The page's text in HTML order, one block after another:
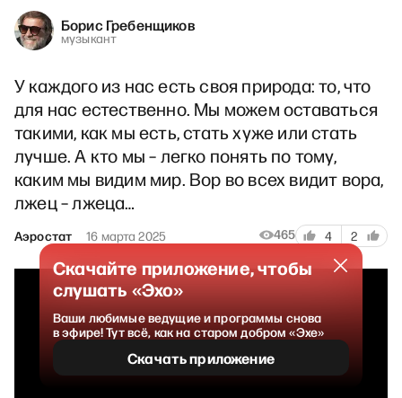
Борис Гребенщиков
музыкант
У каждого из нас есть своя природа: то, что
для нас естественно. Мы можем оставаться
такими, как мы есть, стать хуже или стать
лучше. А кто мы – легко понять по тому,
каким мы видим мир. Вор во всех видит вора,
лжец – лжеца…
Аэростат 16 марта 2025 465 4 2
Скачайте приложение, чтобы
слушать «Эхо»
Ваши любимые ведущие и программы снова
в эфире! Тут всё, как на старом добром «Эхе»
Скачать приложение